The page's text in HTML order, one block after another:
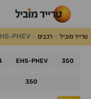
טרייד מוביל רכבים -PHEV
350
EHS-PHEV
350